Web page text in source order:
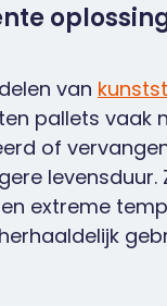
van
pallets vaak
of
extreme